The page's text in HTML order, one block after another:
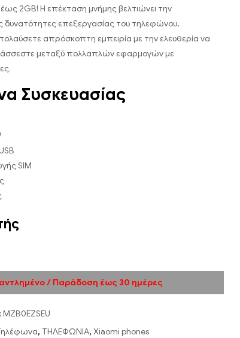
2GB! Η επέκταση μνήμης βελτιώνει την
δυνατότητες επεξεργασίας του τηλεφώνου,
απρόσκοπτη εμπειρία με την ελευθερία να
μεταξύ πολλαπλών εφαρμογών με
Συσκευασίας
SIM
/ Παράδοση έως 30 ημέρες
MZB0EZSEU
, ΤΗΛΕΦΩΝΙΑ, Xiaomi phones